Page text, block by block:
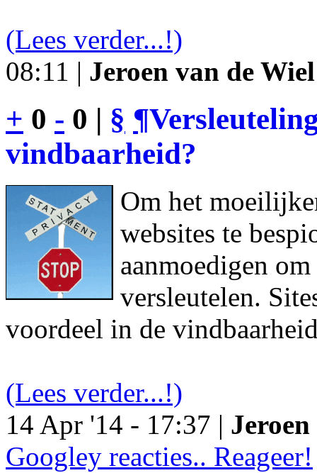
(Lees verder...!)
08:11 | Jeroen van de Wiel
+ 0 - 0 | § ¶
vindbaarheid?
Om het
websites te
aanmoedigen
versleutelen.
voordeel in de
(Lees verder...!)
14 Apr '14 - 17:37 |
Googley reacties.. Reageer!